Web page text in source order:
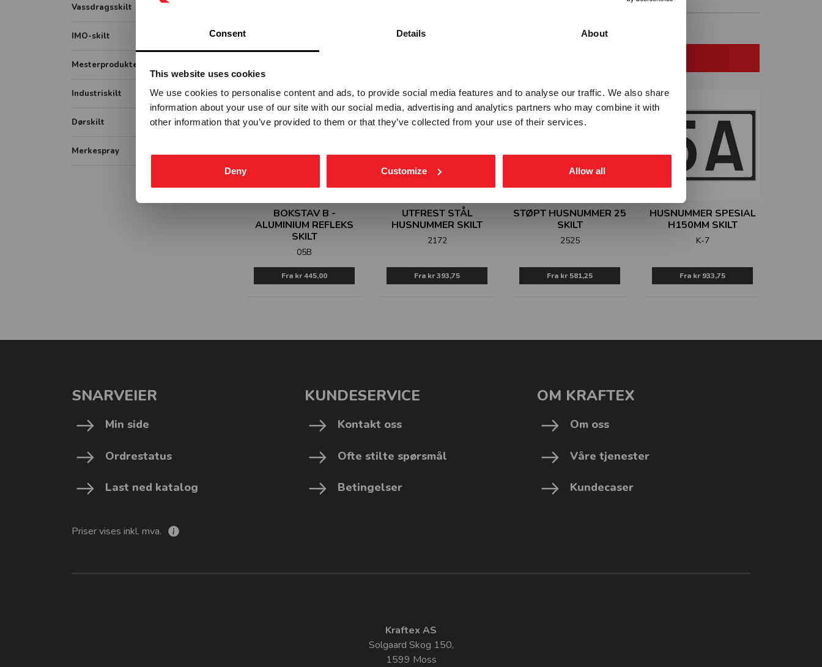
Consent Details About
This website uses cookies
We use cookies to personalise content and ads, to provide social media features and to analyse our traffic. We also share
information about your use of our site with our social media, advertising and analytics partners who may combine it with
other information that you’ve provided to them or that they’ve collected from your use of their services.
Deny Customize Allow all
Fareskilt
Markering
Vikeplikt og forskjørsrett
Container
Vassdragsskilt
Vassdrag målestav
Vassdrag opplysningsskilt
Vassdrag fareskilt
Vassdrag forbudsskilt
Vassdrag underskilt
IMO-skilt
IMO Safety signs
IMO Combination signs
Mesterprodukter
Industriskilt
Dørskilt
Merkespray
Linjemarkering
BOKSTAV B -
ALUMINIUM REFLEKS
SKILT
05B
Fra kr 445,00
UTFREST STÅL
HUSNUMMER SKILT
2172
Fra kr 393,75
STØPT HUSNUMMER 25
SKILT
2525
Fra kr 581,25
HUSNUMMER SPESIAL
H150MM SKILT
K-7
Fra kr 933,75
SNARVEIER
Min side
Ordrestatus
Last ned katalog
KUNDESERVICE
Kontakt oss
Ofte stilte spørsmål
Betingelser
OM KRAFTEX
Om oss
Våre tjenester
Kundecaser
Priser vises inkl. mva.
Kraftex AS
Solgaard Skog 150,
1599 Moss
BEDRIFT
ekskl. mva.
PRIVAT
inkl. mva.